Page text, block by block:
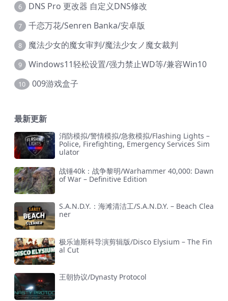
6 DNS Pro 更改器 自定义DNS修改
7 千恋万花/Senren Banka/安卓版
8 魔法少女的魔女审判/魔法少女ノ魔女裁判
9 Windows11轻松设置/强力禁止WD等/兼容Win10
10 009游戏盒子
最新更新
消防模拟/警情模拟/急救模拟/Flashing Lights –
Police, Firefighting, Emergency Services Sim
ulator
战锤40k：战争黎明/Warhammer 40,000: Dawn
of War – Definitive Edition
S.A.N.D.Y.：海滩清洁工/S.A.N.D.Y. – Beach Clea
ner
极乐迪斯科导演剪辑版/Disco Elysium – The Fin
al Cut
王朝协议/Dynasty Protocol